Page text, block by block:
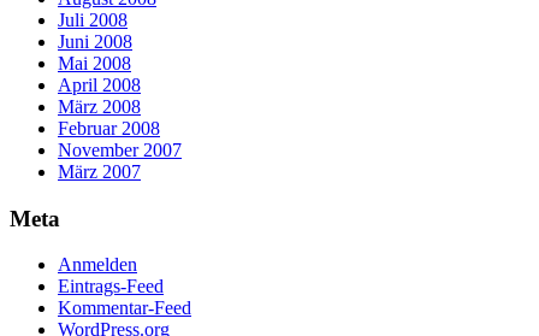
Juli 2008
Juni 2008
Mai 2008
April 2008
März 2008
Februar 2008
November 2007
März 2007
Meta
Anmelden
Eintrags-Feed
Kommentar-Feed
WordPress.org